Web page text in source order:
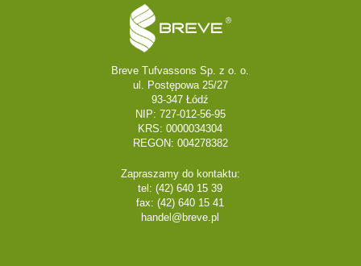
Breve Tufvassons Sp. z o. o.
ul. Postępowa 25/27
93-347 Łódź
NIP: 727-012-56-95
KRS: 0000034304
REGON: 004278382
Zapraszamy do kontaktu:
tel: (42) 640 15 39
fax: (42) 640 15 41
handel@breve.pl